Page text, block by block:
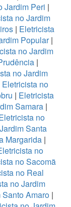
Jardim Peri |
no Jardim
| Eletricista
Popular|
no Jardim
|
no Jardim
Eletricista no
| Eletricista
Samara |
no
Santa
Margarida|
no
no Sacomã
no Real
no Jardim
Amaro|